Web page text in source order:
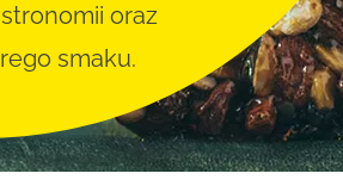
oraz
smaku.